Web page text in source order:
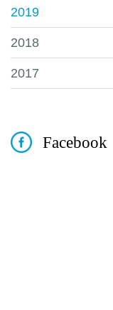
2019
2018
2017
Facebook